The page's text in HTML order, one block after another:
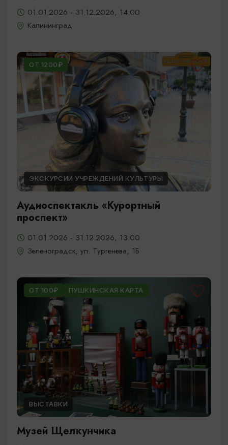
01.01.2026 - 31.12.2026, 14:00
Калининград
ОТ 1200₽
ЭКСКУРСИИ УЧРЕЖДЕНИЙ КУЛЬТУРЫ
Аудиоспектакль «Курортный
проспект»
01.01.2026 - 31.12.2026, 13:00
Зеленоградск, ул. Тургенева, 1Б
ОТ 100₽ ПУШКИНСКАЯ КАРТА
ВЫСТАВКИ
Музей Щелкунчика